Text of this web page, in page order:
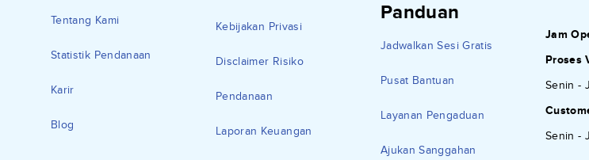
Tentang Kami
Statistik Pendanaan
Karir
Blog
Kebijakan Privasi
Disclaimer Risiko
Pendanaan
Laporan Keuangan
Panduan
Jadwalkan Sesi Gratis
Pusat Bantuan
Layanan Pengaduan
Ajukan Sanggahan
Jam
Proses
Senin -
Senin -